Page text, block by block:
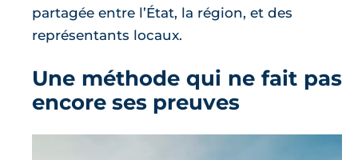
partagée entre l’État, la région, et des
représentants locaux.
Une méthode qui ne fait pas
encore ses preuves